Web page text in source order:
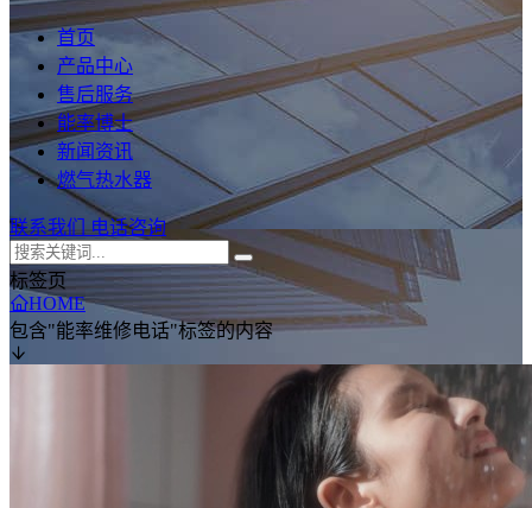
首页
产品中心
售后服务
能率博士
新闻资讯
燃气热水器
联系我们 电话咨询
标签页
HOME
包含"能率维修电话"标签的内容